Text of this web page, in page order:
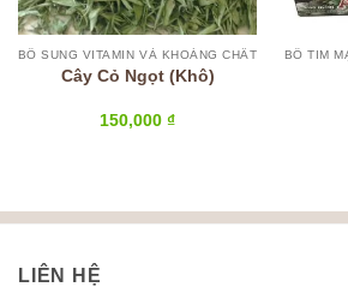
BỔ SUNG VITAMIN VÀ KHOÁNG CHẤT
Cây Cỏ Ngọt (Khô)
150,000 ₫
BỔ TIM
LIÊN HỆ